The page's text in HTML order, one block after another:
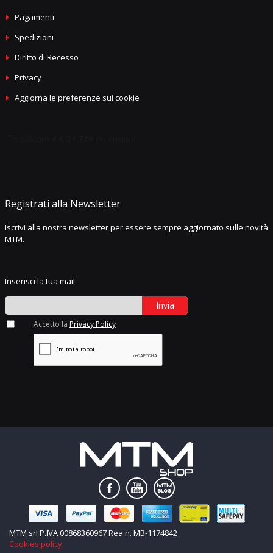
Pagamenti
Spedizioni
Diritto di Recesso
Privacy
Aggiorna le preferenze sui cookie
Registrati alla Newsletter
Iscrivi alla nostra newsletter per essere sempre aggiornato sulle novità
MTM.
Inserisci la tua mail
Invia
Accetto la Privacy Policy
MTM srl P.IVA 00868360967 Rea n. MB-1174842
Cookies policy